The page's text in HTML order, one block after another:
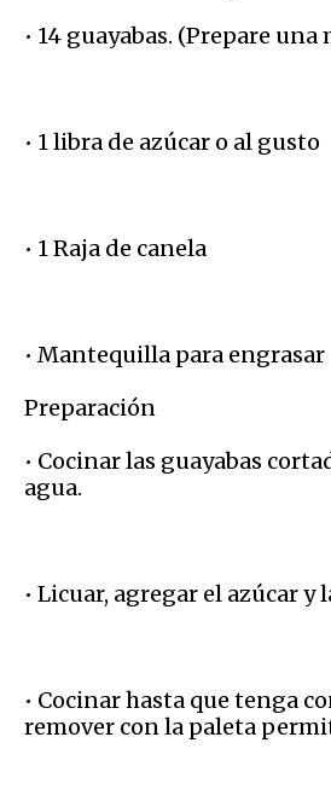
• 14 guayabas. (Prepare
• 1 libra de azúcar o al gusto
• 1 Raja de canela
• Mantequilla para engrasar
Preparación
• Cocinar las guayabas
agua.
• Licuar, agregar el azúcar y
• Cocinar hasta que tenga
remover con la paleta